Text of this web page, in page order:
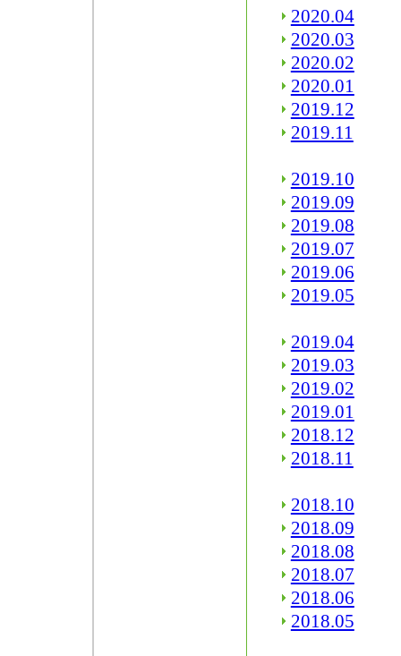
2020.04
2020.03
2020.02
2020.01
2019.12
2019.11
2019.10
2019.09
2019.08
2019.07
2019.06
2019.05
2019.04
2019.03
2019.02
2019.01
2018.12
2018.11
2018.10
2018.09
2018.08
2018.07
2018.06
2018.05